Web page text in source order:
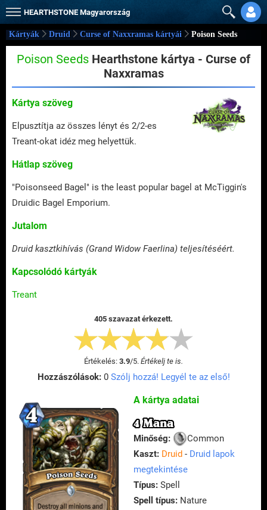
HEARTHSTONE Magyarország
Kártyák Druid Curse of Naxxramas kártyái Poison Seeds
Poison Seeds Hearthstone kártya - Curse of
Naxxramas
Kártya szöveg
Elpusztítja az összes lényt és 2/2-es
Treant-okat idéz meg helyettük.
Hátlap szöveg
"Poisonseed Bagel" is the least popular bagel at McTiggin's
Druidic Bagel Emporium.
Jutalom
Druid kasztkihívás (Grand Widow Faerlina) teljesítéséért.
Kapcsolódó kártyák
Treant
405 szavazat érkezett.
Értékelés: 3.9/5. Értékelj te is.
Hozzászólások:0 Szólj hozzá! Legyél te az első!
A kártya adatai
4 Mana
Minőség:
Common
Kaszt: Druid - Druid lapok
megtekintése
Típus: Spell
Spell típus: Nature